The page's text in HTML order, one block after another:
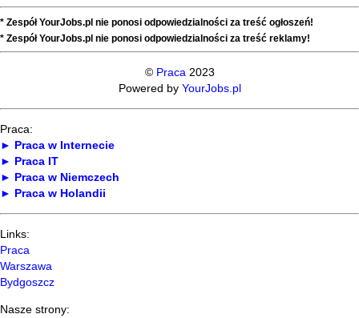
* Zespół YourJobs.pl nie ponosi odpowiedzialności za treść ogłoszeń!
* Zespół YourJobs.pl nie ponosi odpowiedzialności za treść reklamy!
© Praca2023
Powered by YourJobs.pl
Praca:
► Praca w Internecie
► Praca IT
► Praca w Niemczech
► Praca w Holandii
Links:
Praca
Warszawa
Bydgoszcz
Nasze strony: